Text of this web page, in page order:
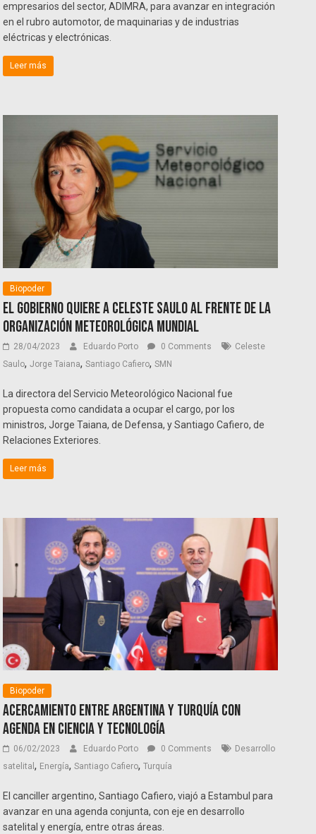
empresarios del sector, ADIMRA, para avanzar en integración
en el rubro automotor, de maquinarias y de industrias
eléctricas y electrónicas.
Leer más
Biopoder
El Gobierno quiere a Celeste Saulo al frente de la
Organización Meteorológica Mundial
28/04/2023 Eduardo Porto 0 Comments
Celeste
Saulo,Jorge Taiana,Santiago Cafiero,SMN
La directora del Servicio Meteorológico Nacional fue
propuesta como candidata a ocupar el cargo, por los
ministros, Jorge Taiana, de Defensa, y Santiago Cafiero, de
Relaciones Exteriores.
Leer más
Biopoder
Acercamiento entre Argentina y Turquía con
agenda en Ciencia y Tecnología
06/02/2023 Eduardo Porto 0 Comments
Desarrollo
satelital, Energía,Santiago Cafiero,Turquía
El canciller argentino, Santiago Cafiero, viajó a Estambul para
avanzar en una agenda conjunta, con eje en desarrollo
satelital y energía, entre otras áreas.